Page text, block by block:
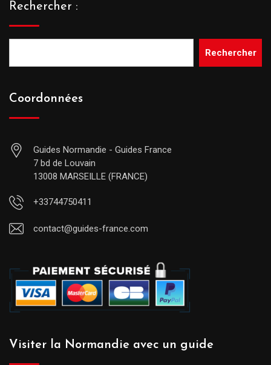
Rechercher :
Rechercher
Coordonnées
Guides Normandie - Guides France
7 bd de Louvain
13008 MARSEILLE (FRANCE)
+33744750411
contact@guides-france.com
Visiter la Normandie avec un guide